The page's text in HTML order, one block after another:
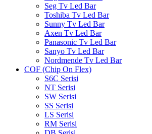
Seg Tv Led Bar
Toshiba Tv Led Bar
Sunny Tv Led Bar
Axen Tv Led Bar
Panasonic Tv Led Bar
Sanyo Tv Led Bar
Nordmende Tv Led Bar
COF (Chip On Flex)
S6C Serisi
NT Serisi
SW Serisi
SS Serisi
LS Serisi
RM Serisi